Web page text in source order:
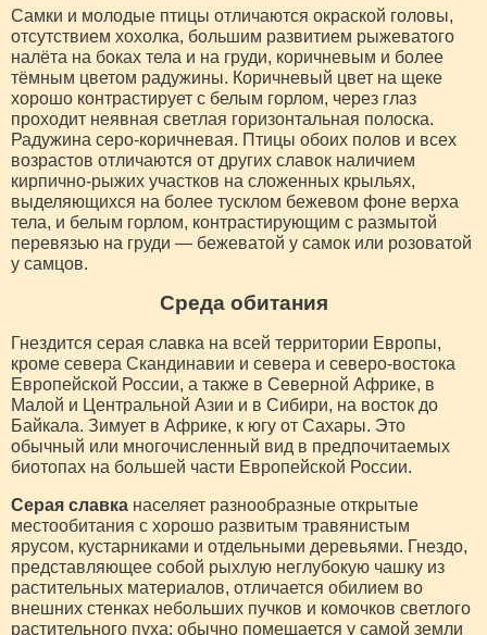
Самки и молодые птицы отличаются окраской головы,
отсутствием хохолка, большим развитием рыжеватого
налёта на боках тела и на груди, коричневым и более
тёмным цветом радужины. Коричневый цвет на щеке
хорошо контрастирует с белым горлом, через глаз
проходит неявная светлая горизонтальная полоска.
Радужина серо-коричневая. Птицы обоих полов и всех
возрастов отличаются от других славок наличием
кирпично-рыжих участков на сложенных крыльях,
выделяющихся на более тусклом бежевом фоне верха
тела, и белым горлом, контрастирующим с размытой
перевязью на груди — бежеватой у самок или розоватой
у самцов.
Среда обитания
Гнездится серая славка на всей территории Европы,
кроме севера Скандинавии и севера и северо-востока
Европейской России, а также в Северной Африке, в
Малой и Центральной Азии и в Сибири, на восток до
Байкала. Зимует в Африке, к югу от Сахары. Это
обычный или многочисленный вид в предпочитаемых
биотопах на большей части Европейской России.
Серая славка населяет разнообразные открытые
местообитания с хорошо развитым травянистым
ярусом, кустарниками и отдельными деревьями. Гнездо,
представляющее собой рыхлую неглубокую чашку из
растительных материалов, отличается обилием во
внешних стенках небольших пучков и комочков светлого
растительного пуха; обычно помещается у самой земли